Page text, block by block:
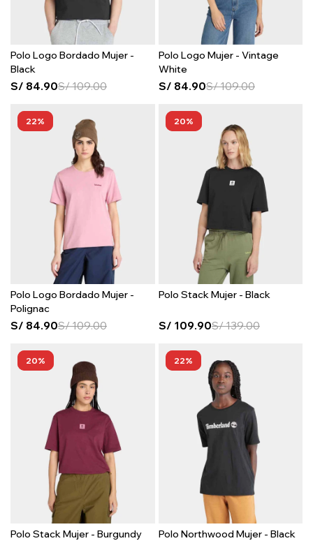
Polo Logo Bordado Mujer -
Black
S/ 84.90S/109.00
Polo Logo Mujer - Vintage
White
S/ 84.90S/109.00
22
Polo Logo Bordado Mujer -
Polignac
S/ 84.90S/109.00
20
Polo Stack Mujer - Black
S/ 109.90S/139.00
20
Polo Stack Mujer - Burgundy
22
Polo Northwood Mujer - Black